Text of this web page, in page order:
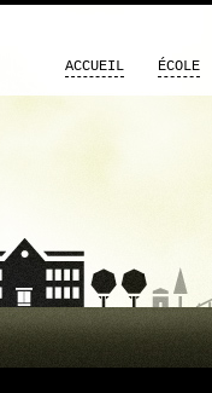
ACCUEIL ÉCOLE